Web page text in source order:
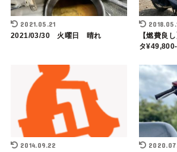
2021.05.21
2021/03/30 火曜日 晴れ
【燃費良
タ¥49,800-
2014.09.22